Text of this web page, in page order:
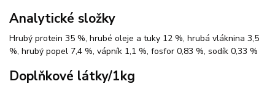
Analytické složky
Hrubý protein 35 %, hrubé oleje a tuky 12 %, hrubá vláknina 3,5
%, hrubý popel 7,4 %, vápník 1,1 %, fosfor 0,83 %, sodík 0,33 %
Doplňkové látky/1kg